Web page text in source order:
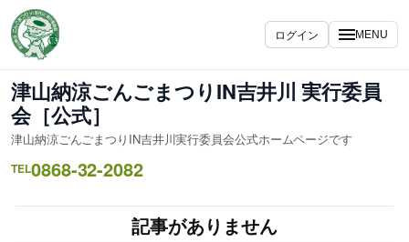
容
を
ス
キ
ッ
プ
ログイン MENU
津山納涼ごんごまつりIN吉井川 実行委員
会［公式］
津山納涼ごんごまつりIN吉井川実行委員会公式ホームページです
TEL0868-32-2082
記事がありません